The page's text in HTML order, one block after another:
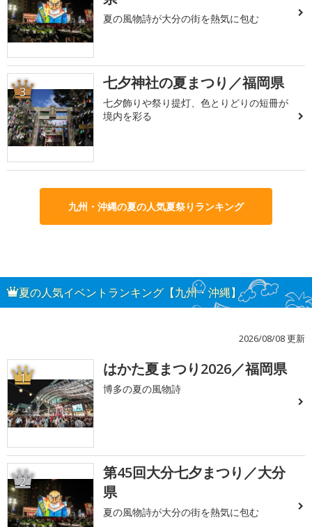
夏の風物詩が大分の街を熱気に包む
3 七夕神社の夏まつり／福岡県
七夕飾りや祭り提灯、色とりどりの短冊が
境内を彩る
九州・沖縄の夏の人気夏祭りランキング
夏の人気イベントランキング【九州・沖縄】
2026/08/08 更新
1 はかた夏まつり2026／福岡県
博多の夏の風物詩
2
第45回大分七夕まつり／大分
県
夏の風物詩が大分の街を熱気に包む